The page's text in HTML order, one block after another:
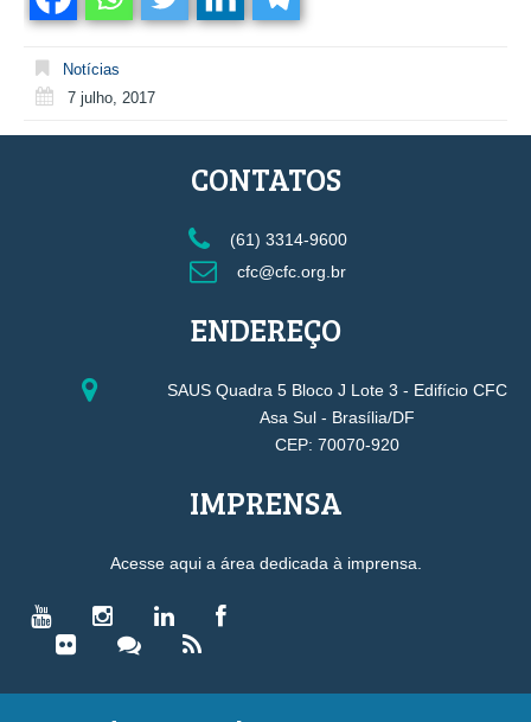
Notícias
7 julho, 2017
CONTATOS
(61) 3314-9600
cfc@cfc.org.br
ENDEREÇO
SAUS Quadra 5 Bloco J Lote 3 - Edifício CFC
Asa Sul - Brasília/DF
CEP: 70070-920
IMPRENSA
Acesse aqui a área dedicada à imprensa.